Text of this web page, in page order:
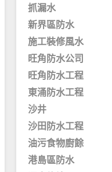
抓漏水
新界區防水
施工裝修風水
旺角防水公司
旺角防水工程
東涌防水工程
沙井
沙田防水工程
油污食物廚餘
港島區防水